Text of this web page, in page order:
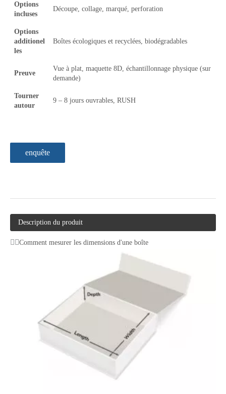
Options
incluses
Découpe, collage, marqué, perforation
Options
additionel
les
Boîtes écologiques et recyclées, biodégradables
Preuve
Vue à plat, maquette 8D, échantillonnage physique (sur
demande)
Tourner
autour
9 – 8 jours ouvrables, RUSH
enquête
Description du produit
Comment mesurer les dimensions d'une boîte